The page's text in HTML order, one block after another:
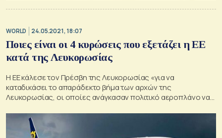
WORLD 24.05.2021, 18:07
Ποιες είναι οι 4 κυρώσεις που εξετάζει η ΕΕ
κατά της Λευκορωσίας
Η ΕΕ κάλεσε τον Πρέσβη της Λευκορωσίας «για να
καταδικάσει το απαράδεκτο βήμα των αρχών της
Λευκορωσίας, οι οποίες ανάγκασαν πολιτικό αεροπλάνο να
δημοσιογράφο Ρομάν Προτασέβιτς